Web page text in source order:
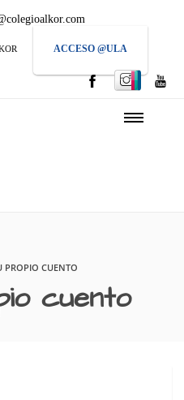
ACCESO @ULA
PROPIO CUENTO
cuento